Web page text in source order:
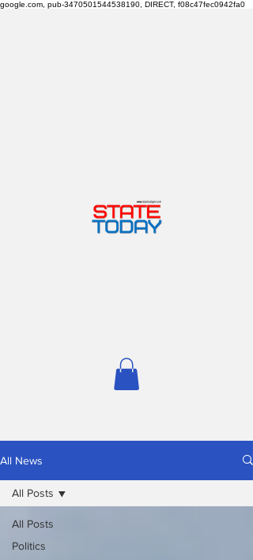
google.com, pub-3470501544538190, DIRECT, f08c47fec0942fa0
All News
All Posts
Politics
All Posts